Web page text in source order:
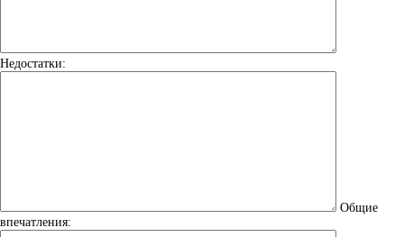
Недостатки:
Общие
впечатления: